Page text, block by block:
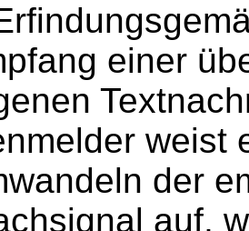
einer
weist
der
auf,